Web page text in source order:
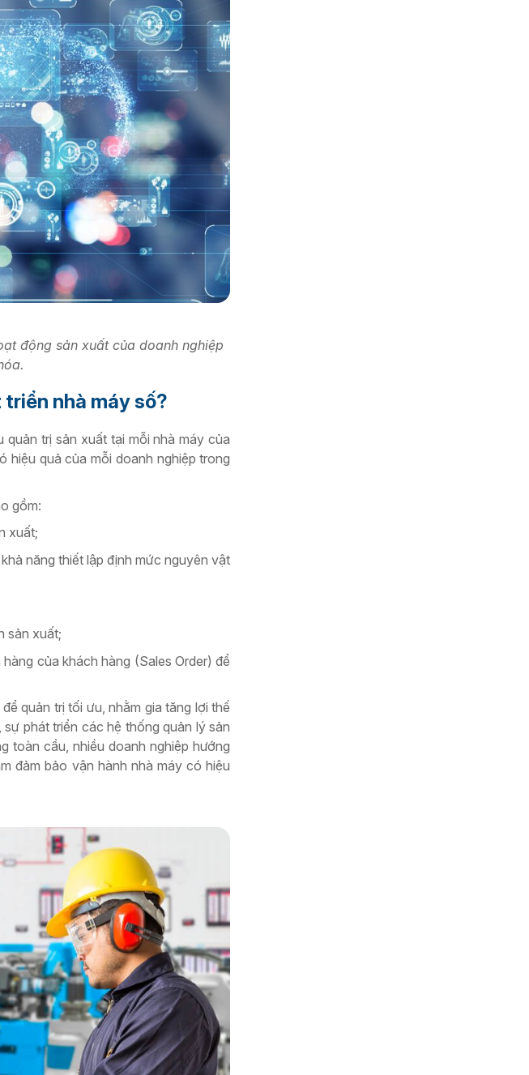
động sản xuất của doanh nghiệp
nhà máy số?
quản trị sản xuất tại mỗi nhà máy của
hiệu quả của mỗi doanh nghiệp trong
gồm:
xuất;
năng thiết lập định mức nguyên vật
sản xuất;
của khách hàng (Sales Order) để
quản trị tối ưu, nhằm gia tăng lợi thế
phát triển các hệ thống quản lý sản
toàn cầu, nhiều doanh nghiệp hướng
đảm bảo vận hành nhà máy có hiệu